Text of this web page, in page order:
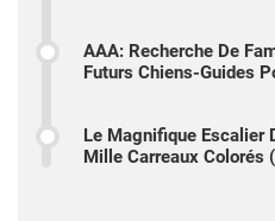
AAA: Recherche De
Futurs Chiens-Guides
Le Magnifique Escalier
Mille Carreaux Colorés